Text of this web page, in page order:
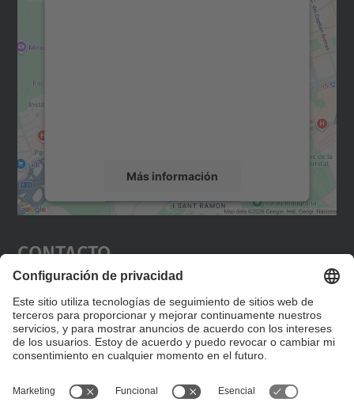
Más información
Aceptar
powered by
Contacto
Editad en la página "Contacto personalizado", que
encontraréis en la raíz de español, vuestros datos
personalizados de contacto.
Formulario de contacto